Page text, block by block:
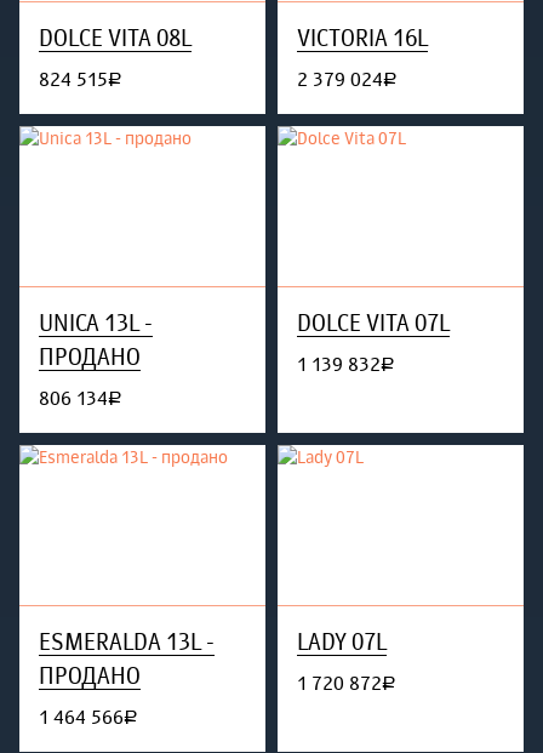
DOLCE VITA 08L
824 515руб.
VICTORIA 16L
2 379 024руб.
UNICA 13L -
ПРОДАНО
806 134руб.
DOLCE VITA 07L
1 139 832руб.
ESMERALDA 13L -
ПРОДАНО
1 464 566руб.
LADY 07L
1 720 872руб.